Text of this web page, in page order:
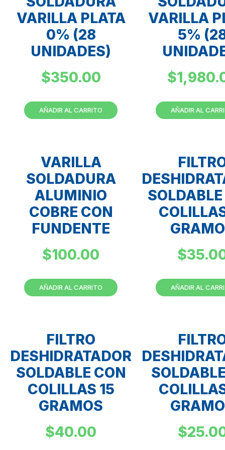
VARILLA PLATA
0% (28
UNIDADES)
$350.00
AÑADIR AL CARRITO
VARILLA
5%
$
AÑADIR AL
VARILLA
SOLDADURA
ALUMINIO
COBRE CON
FUNDENTE
$100.00
AÑADIR AL CARRITO
$
AÑADIR AL
FILTRO
DESHIDRATADOR
SOLDABLE CON
COLILLAS 15
GRAMOS
$40.00
$